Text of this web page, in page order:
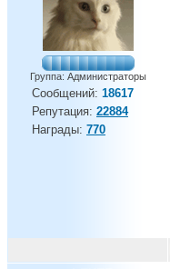
Группа: Администраторы
Сообщений: 18617
Репутация: 22884
Награды: 770